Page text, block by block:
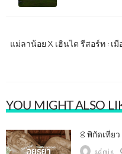
แม่ลาน้อย X เฮินไต รีสอร์ท : เ
YOU MIGHT ALSO
8 พิกัดเที่ยว